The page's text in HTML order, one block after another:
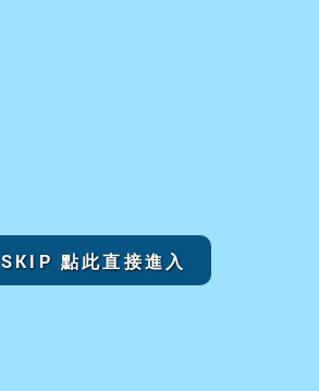
SKIP 點此直接進入